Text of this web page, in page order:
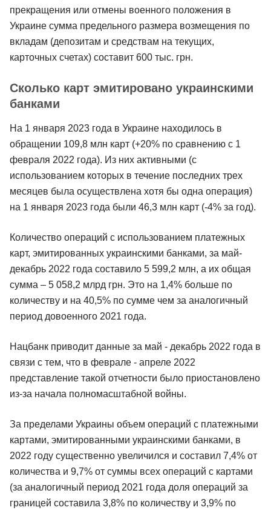
прекращения или отмены военного положения в
Украине сумма предельного размера возмещения по
вкладам (депозитам и средствам на текущих,
карточных счетах) составит 600 тыс. грн.
Сколько карт эмитировано украинскими
банками
На 1 января 2023 года в Украине находилось в
обращении 109,8 млн карт (+20% по сравнению с 1
февраля 2022 года). Из них активными (с
использованием которых в течение последних трех
месяцев была осуществлена хотя бы одна операция)
на 1 января 2023 года были 46,3 млн карт (-4% за год).
Количество операций с использованием платежных
карт, эмитированных украинскими банками, за май-
декабрь 2022 года составило 5 599,2 млн, а их общая
сумма – 5 058,2 млрд грн. Это на 1,4% больше по
количеству и на 40,5% по сумме чем за аналогичный
период довоенного 2021 года.
Нацбанк приводит данные за май - декабрь 2022 года в
связи с тем, что в феврале - апреле 2022
представление такой отчетности было приостановлено
из-за начала полномасштабной войны.
За пределами Украины объем операций с платежными
картами, эмитированными украинскими банками, в
2022 году существенно увеличился и составил 7,4% от
количества и 9,7% от суммы всех операций с картами
(за аналогичный период 2021 года доля операций за
границей составила 3,8% по количеству и 3,9% по